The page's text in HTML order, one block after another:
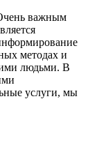
важным
методах и
людьми. В
услуги, мы